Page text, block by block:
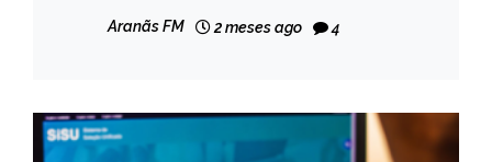
Aranãs FM 2 meses ago 4